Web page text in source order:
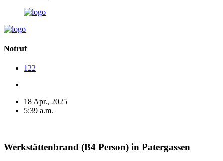
Notruf
122
18 Apr., 2025
5:39 a.m.
Werkstättenbrand (B4 Person) in Patergassen